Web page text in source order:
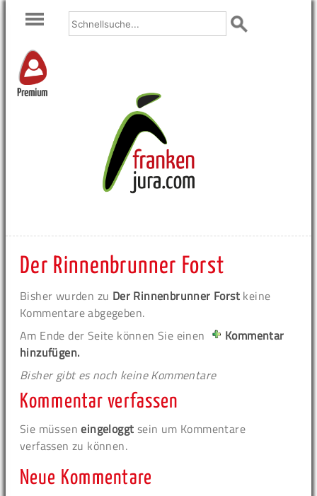
Premium
Der Rinnenbrunner Forst
Bisher wurden zu Der Rinnenbrunner Forst keine
Kommentare abgegeben.
Am Ende der Seite können Sie einen
Kommentar
hinzufügen.
Bisher gibt es noch keine Kommentare
Kommentar verfassen
Sie müsseneingeloggt sein um Kommentare
verfassen zu können.
Neue Kommentare